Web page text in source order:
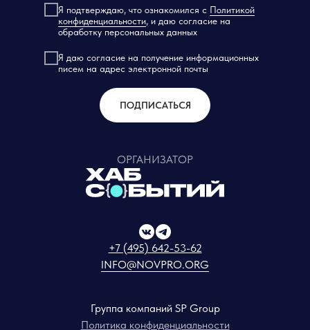
+7 (495) 642-53-62
INFO@NOVPRO.ORG
Группа компаний SP Group
Политика конфиденциальности
Я подтверждаю, что ознакомился с Политикой
конфиденциальности, и даю согласие на
обработку персональных данных
Я даю согласие на получение информационных
писем на адрес электронной почты
ПОДПИСАТЬСЯ
ОРГАНИЗАТОР